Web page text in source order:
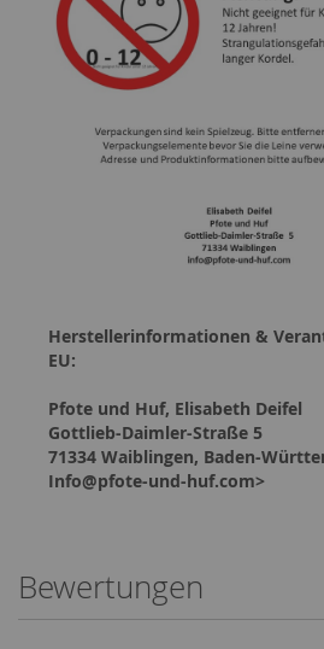
Herstellerinformationen &
EU:
Pfote und Huf, Elisabeth Deifel
Gottlieb-Daimler-Straße 5
71334 Waiblingen, Baden-
Info@pfote-und-huf.com>
Bewertungen